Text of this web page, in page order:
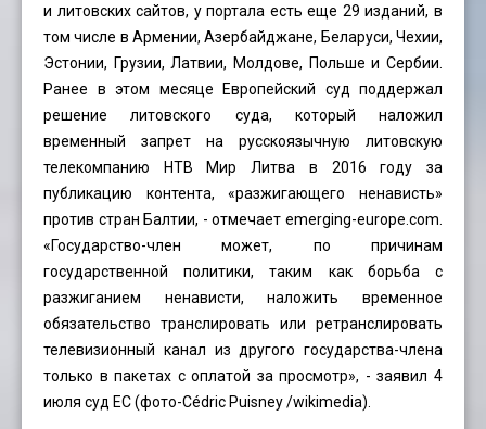
и литовских сайтов, у портала есть еще 29 изданий, в
том числе в Армении, Азербайджане, Беларуси, Чехии,
Эстонии, Грузии, Латвии, Молдове, Польше и Сербии.
Ранее в этом месяце Европейский суд поддержал
решение литовского суда, который наложил
временный запрет на русскоязычную литовскую
телекомпанию НТВ Мир Литва в 2016 году за
публикацию контента, «разжигающего ненависть»
против стран Балтии, - отмечает emerging-europe.com
«Государство-член может, по причинам
государственной политики, таким как борьба с
разжиганием ненависти, наложить временное
обязательство транслировать или ретранслировать
телевизионный канал из другого государства-члена
только в пакетах с оплатой за просмотр», - заявил 4
июля суд ЕС (фото-Cédric Puisney/wikimedia).